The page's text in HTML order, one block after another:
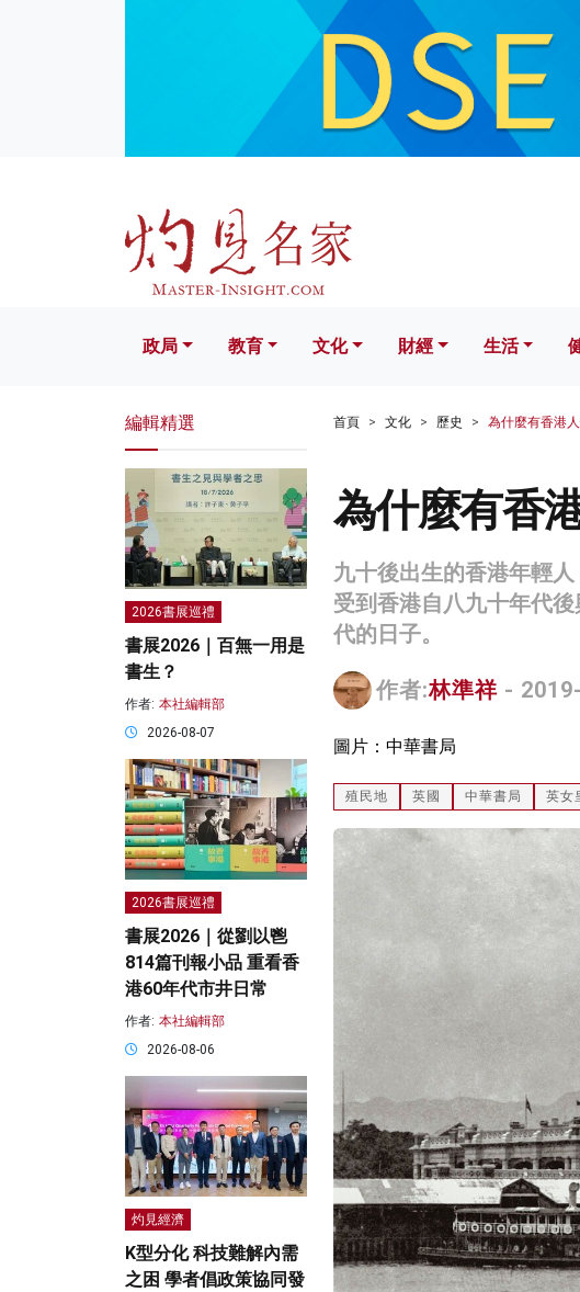
文化 財經 生活 健康
政局 教育 文化 財經 生活
首頁 文化 歷史 為什麼有香港
為什麼有香
九十後出生的香港年輕
受到香港自八九十年代
代的日子。
作者:林準祥 -
圖片：中華書局
殖民地 英國 中華書局 英女
編輯精選
2026書展巡禮
書展2026｜百無一用是
書生？
作者: 本社編輯部
2026-08-07
2026書展巡禮
書展2026｜從劉以鬯
814篇刊報小品 重看香
港60年代市井日常
作者: 本社編輯部
2026-08-06
灼見經濟
K型分化 科技難解內需
之困 學者倡政策協同發